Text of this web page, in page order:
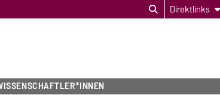
Direktlinks